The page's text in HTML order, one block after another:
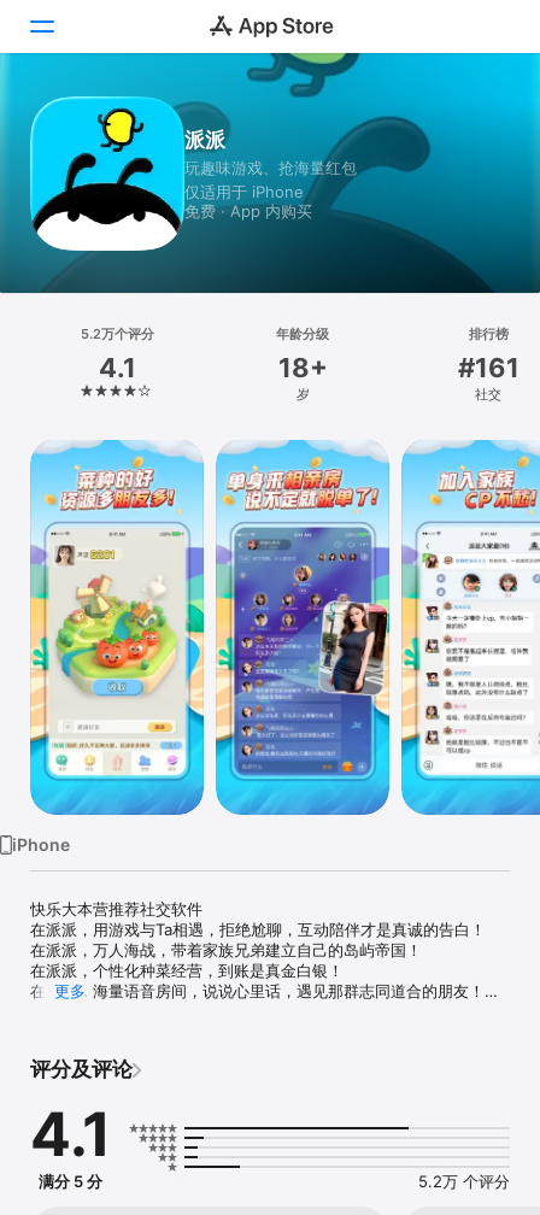
Today
游戏
App
Vision
Watch
派派
玩趣味游戏、抢海量红包
仅适用于 iPhone
免费 · App 内购买
5.2万个评分
4.1
年龄分级
18+
岁
排行榜
#161
社交
iPhone
快乐大本营推荐社交软件
在派派，用游戏与Ta相遇，拒绝尬聊，互动陪伴才是真诚的告白！
在派派，万人海战，带着家族兄弟建立自己的岛屿帝国！
在派派，个性化种菜经营，到账是真金白银！
在派派，海量语音房间，说说心里话，遇见那群志同道合的朋友！
谁会是与你战斗到底的伙伴，去酒馆看看吧。你有机会将传说中的英
雄收归麾下。
升级豪华战舰，组建超级战力团，让整个海域为你震颤。
【团战爽到爆】
更多
评分及评论
4.1
满分 5 分 5.2万 个评分